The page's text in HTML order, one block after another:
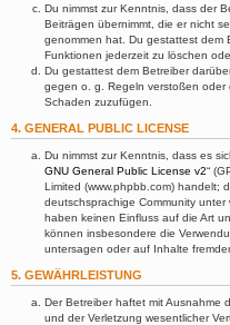
Du nimmst zur Kenntnis, dass der
Beiträgen übernimmt, die er nicht
genommen hat. Du gestattest dem
Funktionen jederzeit zu löschen
Du gestattest dem Betreiber
gegen o. g. Regeln verstoßen oder
Schaden zuzufügen.
4. GENERAL PUBLIC LICENSE
Du nimmst zur Kenntnis, dass es
GNU General Public License v2“
Limited (www.phpbb.com) handelt;
deutschsprachige Community
haben keinen Einfluss auf die Art
können insbesondere die
untersagen oder auf Inhalte
5. GEWÄHRLEISTUNG
Der Betreiber haftet mit Ausnahme
und der Verletzung wesentlicher